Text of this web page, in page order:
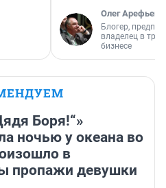
Олег Арефьев
Блогер,
владелец в
бизнесе
Боря!“»
ночью у океана во
в
пропажи девушки